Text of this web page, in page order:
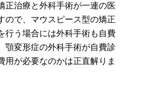
正治療と外科手術が一連の医
ので、マウスピース型の矯正
行う場合には外科手術も自費
顎変形症の外科手術が自費診
用が必要なのかは正直解りま